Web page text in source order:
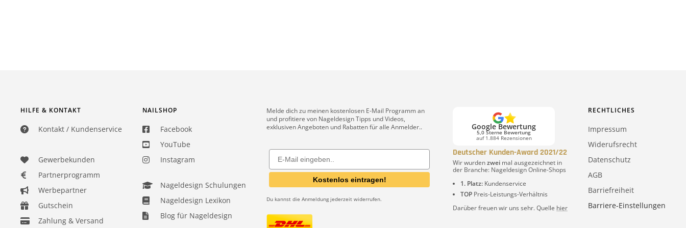
HILFE & KONTAKT
Kontakt / Kundenservice
Gewerbekunden
Partnerprogramm
Werbepartner
Gutschein
Zahlung & Versand
NAILSHOP
Facebook
YouTube
Instagram
Nageldesign Schulungen
Nageldesign Lexikon
Blog für Nageldesign
Melde dich zu meinen kostenlosen E-Mail Programm an
und profitiere von Nageldesign Tipps und Videos,
exklusiven Angeboten und Rabatten für alle Anmelder..
Email
Kostenlos eintragen!
Du kannst die Anmeldung jederzeit widerrufen.
Google Bewertung
5,0 Sterne Bewertung
auf 1.884 Rezensionen
Deutscher Kunden-Award 2021/22
Wir wurdenzwei mal ausgezeichnet in
der Branche: Nageldesign Online-Shops
1. Platz: Kundenservice
TOP Preis-Leistungs-Verhältnis
Darüber freuen wir uns sehr. Quelle hier
RECHTLICHES
Impressum
Widerufsrecht
Datenschutz
AGB
Barriefreiheit
Barriere-Einstellungen
Sarah D
Verifizierter Kunde
Immer wieder zufrieden mit den Produkten!